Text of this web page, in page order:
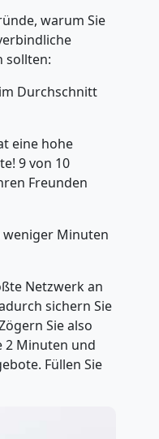
warum Sie
sollten:
Durchschnitt
eine hohe
9 von 10
Freunden
Minuten
Netzwerk an
sichern Sie
Sie also
2 Minuten und
Füllen Sie